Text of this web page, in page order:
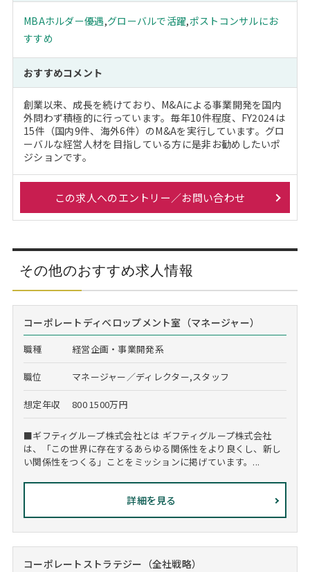
MBAホルダー優遇,グローバルで活躍,ポストコンサルにお
すすめ
おすすめコメント
創業以来、成長を続けており、M&Aによる事業開発を国内
外問わず積極的に行っています。毎年10件程度、FY2024は
15件（国内9件、海外6件）のM&Aを実行しています。グロ
ーバルな経営人材を目指している方に是非お勧めしたいポ
ジションです。
この求人へのエントリー／お問い合わせ
その他のおすすめ求人情報
コーポレートディべロップメント室（マネージャー）
職種 経営企画・事業開発系
職位 マネージャー／ディレクター,スタッフ
想定年収 800 1500万円
■ギフティグループ株式会社とは ギフティグループ株式会社
は、「この世界に存在するあらゆる関係性をより良くし、新し
い関係性をつくる」ことをミッションに掲げています。...
詳細を見る
コーポレートストラテジー（全社戦略）